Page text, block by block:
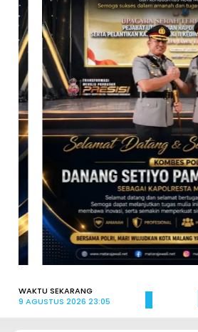
WAKTU SEKARANG
9 AGUSTUS 2026 23:05